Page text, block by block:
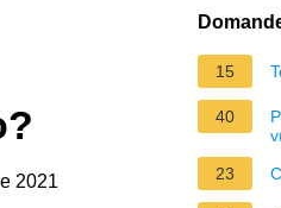
2021
15
40
23